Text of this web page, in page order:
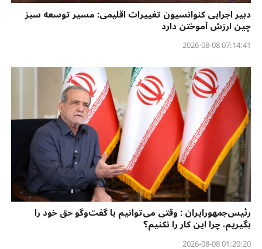
دبیر اجرایی کنوانسیون تغییرات اقلیمی: مسیر توسعه سبز
چین ارزش آموختن دارد
07:14:41 2026-08-08
رئیس‌جمهورایران : وقتی می‌توانیم با گفت‌وگو حق خود را
بگیریم، چرا این کار را نکنیم؟
01:20:20 2026-08-08